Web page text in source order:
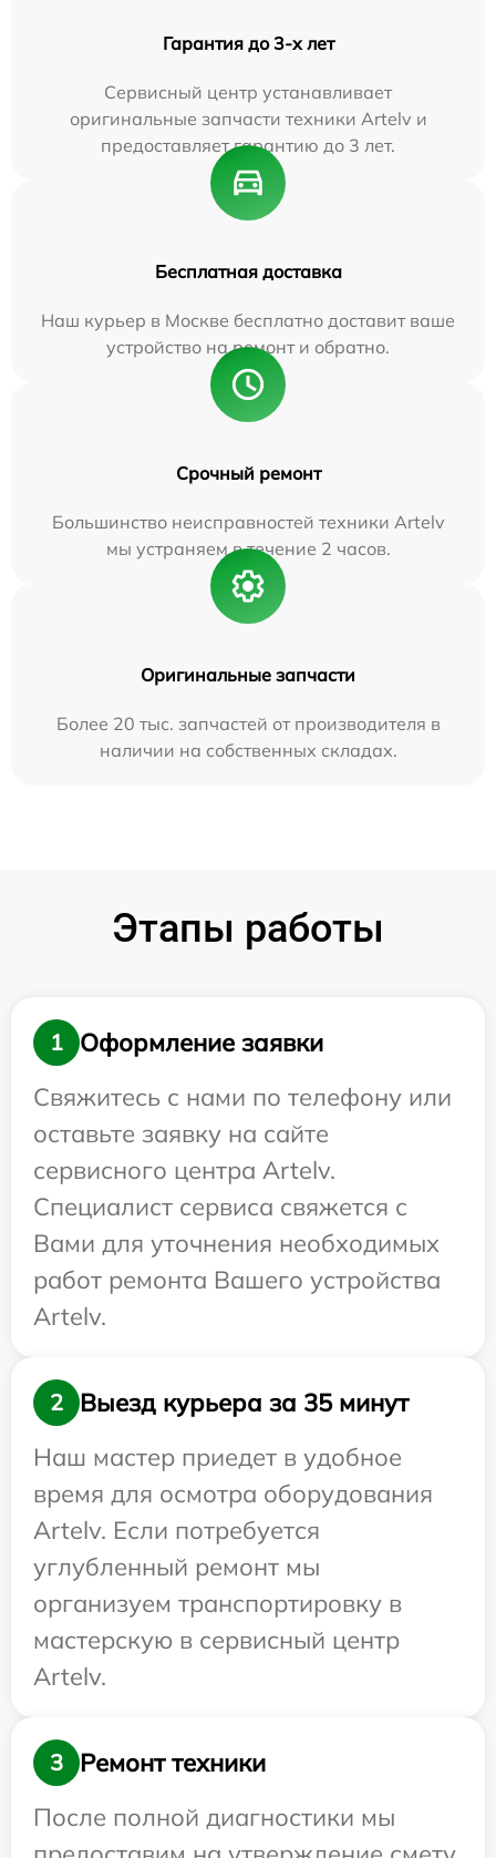
Гарантия до 3-х лет
Сервисный центр устанавливает
оригинальные запчасти техники Artelv и
предоставляет гарантию до 3 лет.
Бесплатная доставка
Наш курьер в Москве бесплатно доставит ваше
устройство на ремонт и обратно.
Срочный ремонт
Большинство неисправностей техники Artelv
мы устраняем в течение 2 часов.
Оригинальные запчасти
Более 20 тыс. запчастей от производителя в
наличии на собственных складах.
Этапы работы
1
Оформление заявки
Свяжитесь с нами по телефону или
оставьте заявку на сайте
сервисного центра Artelv.
Специалист сервиса свяжется с
Вами для уточнения необходимых
работ ремонта Вашего устройства
Artelv.
2
Выезд курьера за 35 минут
Наш мастер приедет в удобное
время для осмотра оборудования
Artelv. Если потребуется
углубленный ремонт мы
организуем транспортировку в
мастерскую в сервисный центр
Artelv.
3
Ремонт техники
После полной диагностики мы